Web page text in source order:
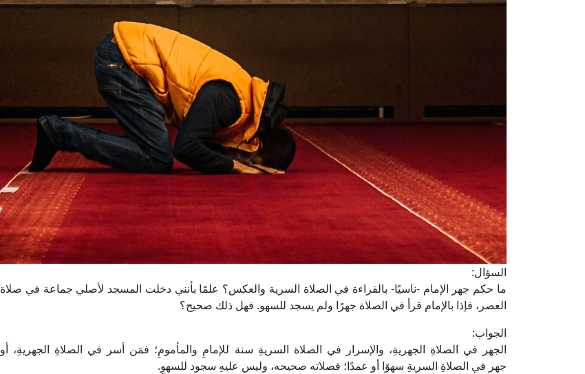
السؤال:
ما حكم جهر الإمام -ناسيًا- بالقراءة في الصلاة السرية والعكس؟ علمًا بأنني دخلت المسجد لأصلي جماعة في صلاة
العصر، فإذا بالإمام قرأ في الصلاة جهرًا ولم يسجد للسهو. فهل ذلك صحيح؟
الجواب:
الجهر في الصلاةِ الجهريةِ، والإسرار في الصلاة السريةِ سنة للإمامِ والمأمومِ؛ فمَن أسر في الصلاةِ الجهريةِ، أو
جهر في الصلاةِ السريةِ سهوًا أو عمدًا؛ فصلاته صحيحه، وليس عليهِ سجود للسهوِ.